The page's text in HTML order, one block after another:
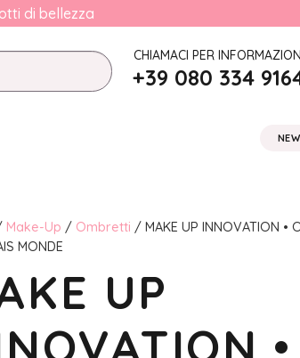
di bellezza
CHIAMACI PER
+39 080 334
Make-Up / Ombretti / MAKE UP INNOVATION •
MONDE
UP
•